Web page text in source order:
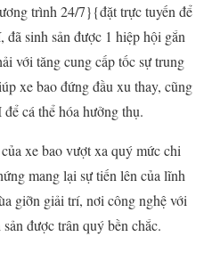
trình 24/7}{đặt trực tuyến để
sinh sản được 1 hiệp hội gắn
với tăng cung cấp tốc sự trung
xe bao đứng đầu xu thay, cũng
cá thể hóa hưởng thụ.
xe bao vượt xa quý mức chi
mang lại sự tiến lên của lĩnh
giỡn giải trí, nơi công nghệ với
được trân quý bền chắc.